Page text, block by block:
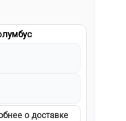
о доставке